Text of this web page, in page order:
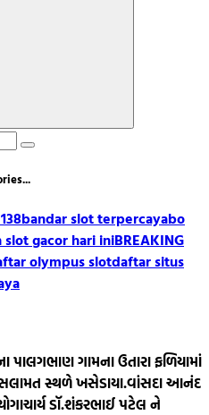
bandar slot terpercayabo
slot gacor hari iniBREAKING
olympus slotdaftar situs
પાલગભાણ ગામના ઉતારા ફળિયામાં
સલામત સ્થળે ખસેડાયા.વાંસદા આનંદ
ડૉ.શંકરભાઈ પટેલ ને